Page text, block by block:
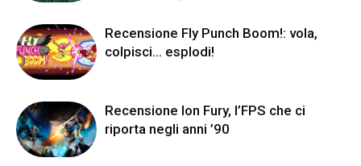
Recensione Fly Punch Boom!: vola,
colpisci… esplodi!
Recensione Ion Fury, l’FPS che ci
riporta negli anni ’90